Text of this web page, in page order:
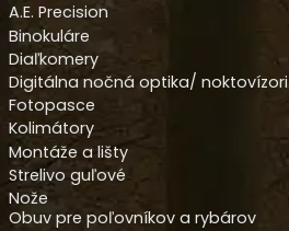
A.E. Precision
Binokuláre
Diaľkomery
Digitálna nočná optika/ noktovízori
Fotopasce
Kolimátory
Montáže a lišty
Strelivo guľové
Nože
Obuv pre poľovníkov a rybárov